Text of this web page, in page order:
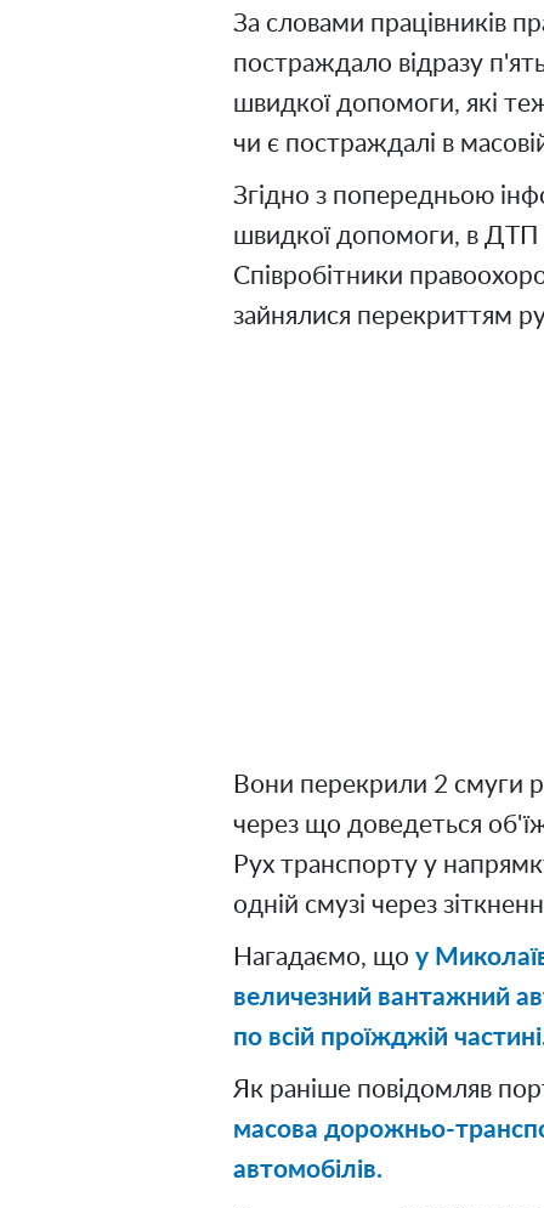
За словами працівників
постраждало відразу
швидкої допомоги, які
чи є постраждалі в масовій
Згідно з попередньою
швидкої допомоги, в ДТП
Співробітники
зайнялися перекриттям
Вони перекрили 2 смуги
через що доведеться
Рух транспорту у
одній смузі через
Нагадаємо, що у
величезний вантажний
по всій проїжджій
Як раніше повідомляв
масова дорожньо-
автомобілів.